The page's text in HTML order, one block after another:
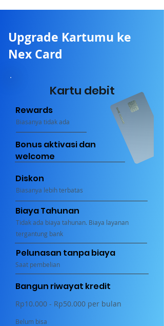
Upgrade Kartumu ke
Nex Card
Kartu debit
Biasanya tidak ada
Rewards
Bonus aktivasidan
welcome
Diskon
Biasanya lebih terbatas
Biaya Tahunan
Tidak ada biaya tahunan. Biaya layanan
tergantung bank
Pelunasan tanpa biaya
Saat pembelian
Bangun riwayat kredit
Rp10.000 - Rp50.000 per bulan
Belum bisa